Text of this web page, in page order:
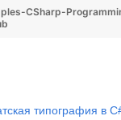
CSharp-
типография в